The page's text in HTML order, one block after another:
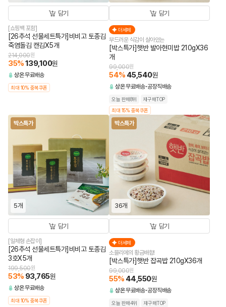
담기
[쇼핑백 포함]
[26추석 선물세트특가]비비고 토종김
죽염돌김 캔김X5개
214,000원
35%139,100원
상온무료배송
최대 10% 중복쿠폰
담기
더세페
부드러운 식감이 살아있는
[박스특가]햇반 발아현미밥 210gX36
개
99,000원
54% 45,540원
상온무료배송 공장직배송
오늘 판매8위
재구매TOP
최대 15% 중복쿠폰
박스특가
5개
담기
[일체형 손잡이]
[26추석 선물세트특가]비비고 토종김
3호X5개
199,500원
53% 93,765원
상온무료배송
최대 10% 중복쿠폰
박스특가
36개
담기
더세페
소믈리에의 황금배합!
[박스특가]햇반 잡곡밥 210gX36개
99,000원
55% 44,550원
상온무료배송 공장직배송
오늘 판매4위
재구매TOP